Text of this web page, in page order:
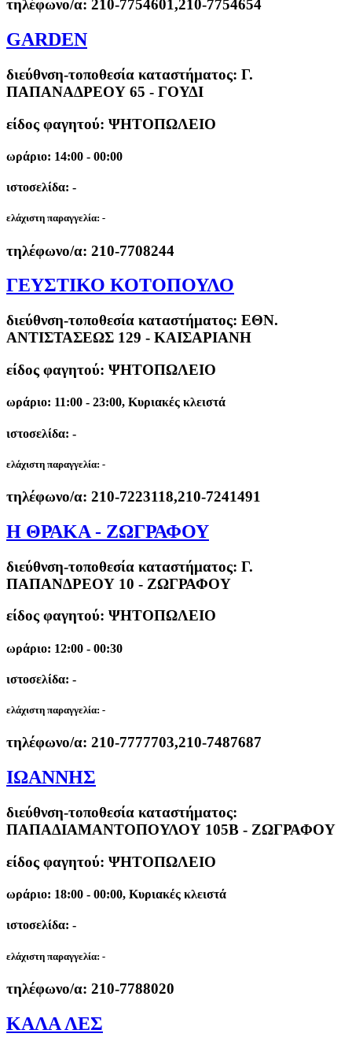
τηλέφωνο/α: 210-7754601,210-7754654
GARDEN
διεύθνση-τοποθεσία καταστήματος: Γ.
ΠΑΠΑΝΑΔΡΕΟΥ 65 - ΓΟΥΔΙ
είδος φαγητού: ΨΗΤΟΠΩΛΕΙΟ
ωράριο: 14:00 - 00:00
ιστοσελίδα: -
ελάχιστη παραγγελία: -
τηλέφωνο/α: 210-7708244
ΓΕΥΣΤΙΚΟ ΚΟΤΟΠΟΥΛΟ
διεύθνση-τοποθεσία καταστήματος: ΕΘΝ.
ΑΝΤΙΣΤΑΣΕΩΣ 129 - ΚΑΙΣΑΡΙΑΝΗ
είδος φαγητού: ΨΗΤΟΠΩΛΕΙΟ
ωράριο: 11:00 - 23:00, Κυριακές κλειστά
ιστοσελίδα: -
ελάχιστη παραγγελία: -
τηλέφωνο/α: 210-7223118,210-7241491
Η ΘΡΑΚΑ - ΖΩΓΡΑΦΟΥ
διεύθνση-τοποθεσία καταστήματος: Γ.
ΠΑΠΑΝΔΡΕΟΥ 10 - ΖΩΓΡΑΦΟΥ
είδος φαγητού: ΨΗΤΟΠΩΛΕΙΟ
ωράριο: 12:00 - 00:30
ιστοσελίδα: -
ελάχιστη παραγγελία: -
τηλέφωνο/α: 210-7777703,210-7487687
ΙΩΑΝΝΗΣ
διεύθνση-τοποθεσία καταστήματος:
ΠΑΠΑΔΙΑΜΑΝΤΟΠΟΥΛΟΥ 105Β - ΖΩΓΡΑΦΟΥ
είδος φαγητού: ΨΗΤΟΠΩΛΕΙΟ
ωράριο: 18:00 - 00:00, Κυριακές κλειστά
ιστοσελίδα: -
ελάχιστη παραγγελία: -
τηλέφωνο/α: 210-7788020
ΚΑΛΑ ΛΕΣ